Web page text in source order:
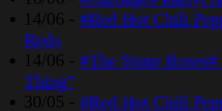
14/06 - #Red Hot Chili
Red»
14/06 - #The Stone
Thing”
30/05 - #Red Hot Chili